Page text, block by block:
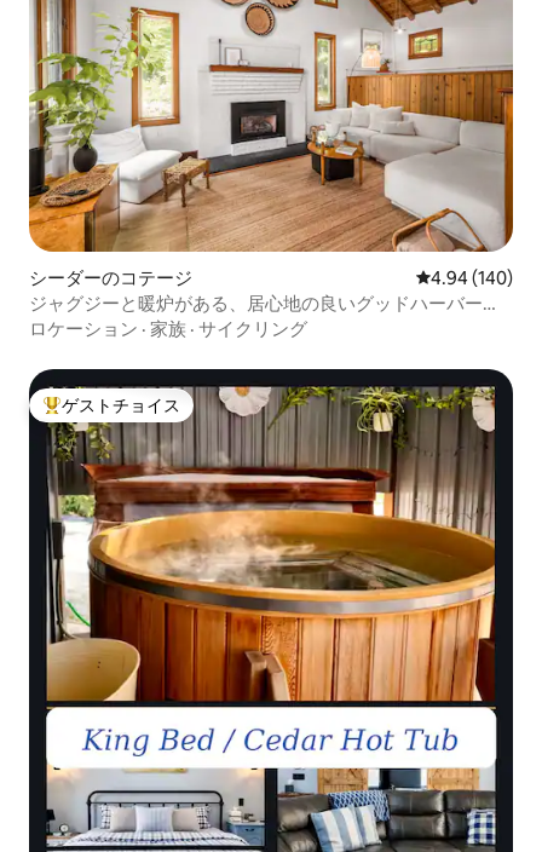
シーダーのコテージ レビュー140
4.94 (140)
ジャグジーと暖炉がある、居心地の良いグッドハーバーの
コテージ
ロケーション · 家族 · サイクリング
大好評のゲストチョイスです。
ゲストチョイス